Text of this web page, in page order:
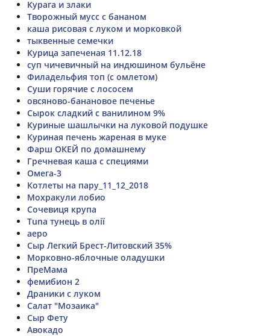
Курага и злаки
Творожный мусс с бананом
каша рисовая с луком и морковкой
тыквенные семечки
Курица запеченая 11.12.18
суп чичевичный на индюшином бульёне
Филадельфия топ (с омлетом)
Суши горячие с лососем
овсяново-банановое печенье
Сырок сладкий с ванилином 9%
Куриные шашлычки на луковой подушке
Куриная печень жареная в муке
Фарш ОКЕЙ по домашнему
Гречневая каша с специями
Омега-3
Котлеты на пару_11_12_2018
Мохракули лобио
Сочевиця крупа
Tuna тунець в олії
аеро
Сыр Легкий Брест-Литовский 35%
Морковно-яблочные оладушки
ПреМама
фемибион 2
Драники с луком
Салат "Мозаика"
Сыр Фету
Авокадо